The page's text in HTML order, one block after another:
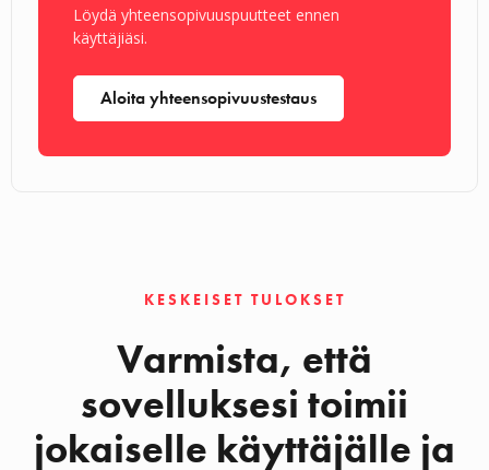
Löydä yhteensopivuuspuutteet ennen
käyttäjiäsi.
Aloita yhteensopivuustestaus
KESKEISET TULOKSET
Varmista, että
sovelluksesi toimii
jokaiselle käyttäjälle ja